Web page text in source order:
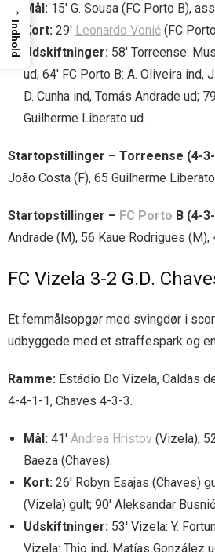
Mål: 15′ G. Sousa (FC Porto B),
Kort: 29′ Leonardo Vonić (FC
Udskiftninger: 58′ Torreense:
ud; 64′ FC Porto B: A. Oliveira ind,
D. Cunha ind, Tomás Andrade ud;
Guilherme Liberato ud.
Startopstillinger – Torreense (4-
João Costa (F), 65 Guilherme
Startopstillinger – FC Porto B (4-
Andrade (M), 56 Kaue Rodrigues
FC Vizela 3-2 G.D.
Et femmålsopgør med svingdør i
udbyggede med et straffespark og
Ramme: Estádio Do Vizela, Caldas
4-4-1-1, Chaves 4-3-3.
Mål: 41′ Andrea Hristov (Vizela);
Baeza (Chaves).
Kort: 26′ Robyn Esajas (Chaves)
(Vizela) gult; 90′ Aleksandar
Udskiftninger: 53′ Vizela: Y.
Vizela: Thio ind, Matías González
→
Indhold